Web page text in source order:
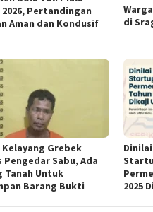
Pertandingan
Aman dan Kondusif
di
Grebek
Pengedar Sabu, Ada
Tanah Untuk
Barang Bukti
2025